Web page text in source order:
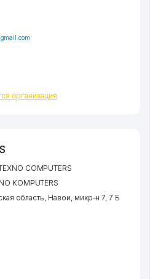
организация
COMPUTERS
KOMPUTERS
область Навои микр-н 7 , 7 Б